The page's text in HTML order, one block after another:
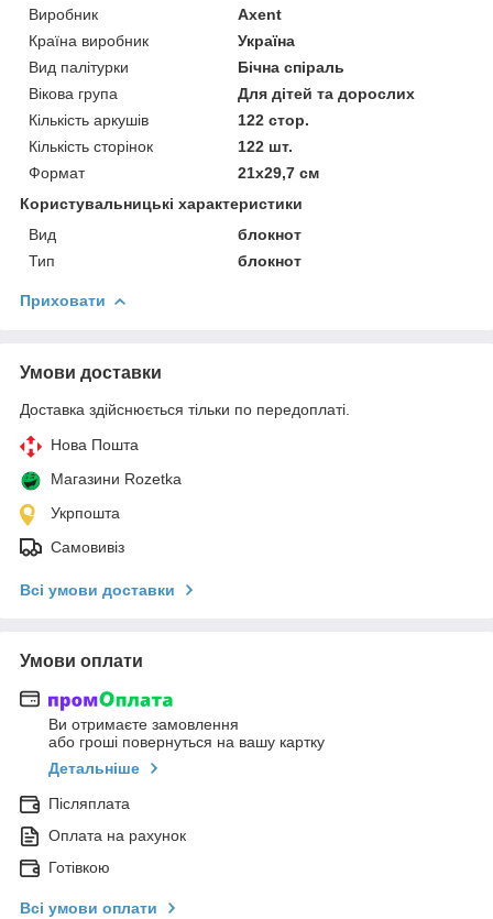
Виробник
Axent
Країна виробник
Україна
Вид палітурки
Бічна спіраль
Вікова група
Для дітей та дорослих
Кількість аркушів
122 стор.
Кількість сторінок
122 шт.
Формат
21х29,7 см
Користувальницькі характеристики
Вид
блокнот
Тип
блокнот
Приховати
Умови доставки
Доставка здійснюється тільки по передоплаті.
Нова Пошта
Магазини Rozetka
Укрпошта
Самовивіз
Всі умови доставки
Умови оплати
Ви отримаєте замовлення
або гроші повернуться на вашу картку
Детальніше
Післяплата
Оплата на рахунок
Готівкою
Всі умови оплати